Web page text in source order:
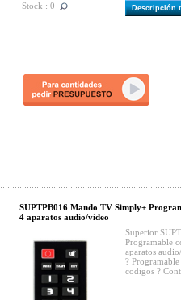
Stock : 0 Descripción
SUPTPB016 Mando TV Simply+
4 aparatos audio/video
Superior
Programable
aparatos
?
codigos ?